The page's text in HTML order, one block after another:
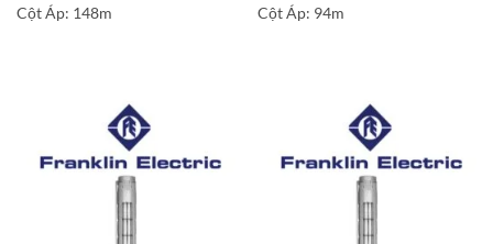
Cột Áp: 148m
Cột Áp: 94m